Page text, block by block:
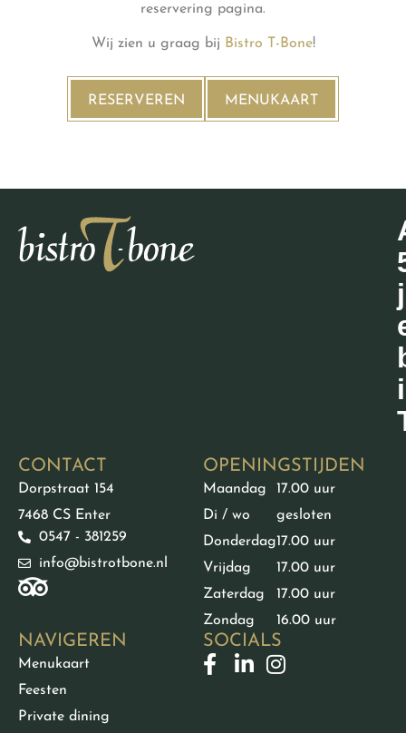
reservering pagina.
Wij zien u graag bij Bistro T-Bone!
RESERVEREN MENUKAART
CONTACT
Dorpstraat 154
7468 CS Enter
0547 - 381259
info@bistrotbone.nl
OPENINGSTIJDEN
Maandag
Di / wo
Donderdag
Vrijdag
Zaterdag
Zondag
17.00 uur
gesloten
17.00 uur
17.00 uur
17.00 uur
16.00 uur
NAVIGEREN
Menukaart
Feesten
Private dining
SOCIALS